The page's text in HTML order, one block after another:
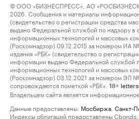
© ООО «БИЗНЕСПРЕСС», АО
2026. Сообщения и материалы
(свидетельство о регистрации средства
выдано Федеральной службой по надзору в
информационных технологий и массовых
(Роскомнадзор) 09.12.2015 за номером ИА
издания «РБК» (свидетельство о
информации выдано Федеральной службой
информационных технологий и массовых
(Роскомнадзор) 03.12.2021 за номером ЭЛ
сопровождаются пометкой «РБК».
18+
Владельцем сайта является
Данные предоставлены: Мосбиржа Санкт-
Индексы облигаций предоставлены Cbonds.